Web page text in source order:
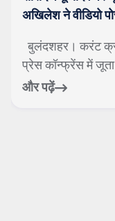
गाजियाबाद। करंट
माना जाता है। इस
और पढ़ें